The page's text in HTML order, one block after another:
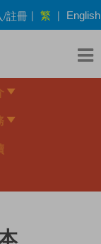
/註冊 | 繁 | English